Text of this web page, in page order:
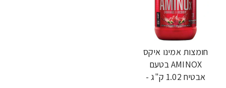
חומצות אמינו איקס
AMINOX בטעם
אבטיח 1.02 ק"ג -